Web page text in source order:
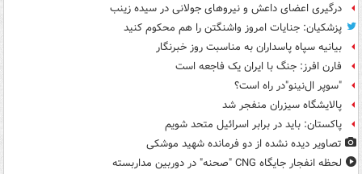
درگیری اعضای داعش و نیروهای جولانی در سیده زینب
پزشکیان: جنایات امروز واشنگتن را هم محکوم کنید
بیانیه سپاه پاسداران به مناسبت روز خبرنگار
فارن افرز: جنگ با ایران یک فاجعه است
"سوپر ال‌نینو"در راه است؟
پالایشگاه سیزران منفجر شد
پاکستان: باید در برابر اسرائیل متحد شویم
تصاویر دیده‌ نشده از دو فرمانده شهید موشکی
لحظه انفجار جایگاه CNG "صحنه" در دوربین مداربسته